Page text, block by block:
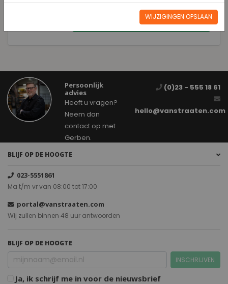
NIEUW WACHTWOORD AANVRAGEN
Persoonlijk
advies
Heeft u vragen?
Neem dan
contact op met
Gerben.
(0)23 - 555 18 61
hello@vanstraaten.com
BLIJF OP DE HOOGTE
023-5551861
Ma t/m vr van 08:00 tot 17:00
portal@vanstraaten.com
Wij zullen binnen 48 uur antwoorden
BLIJF OP DE HOOGTE
INSCHRIJVEN
Ja, ik schrijf me in voor de nieuwsbrief
WIJZIGINGEN OPSLAAN